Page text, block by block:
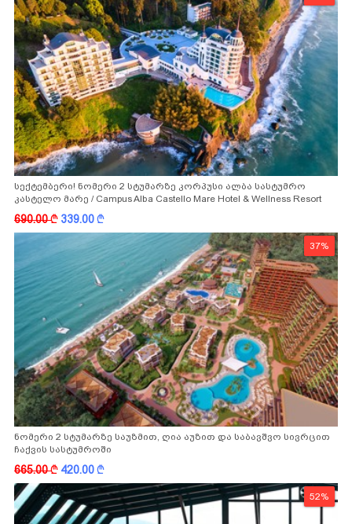
სექტემბერი! ნომერი 2 სტუმარზე კორპუსი ალბა სასტუმრო
კასტელო მარე / Campus Alba Castello Mare Hotel & Wellness Resort
-სგან!
690.00k 339.00k
37%
ნომერი 2 სტუმარზე საუზმით, ღია აუზით და საბავშვო სივრცით
ჩაქვის სასტუმროში
665.00k 420.00k
52%